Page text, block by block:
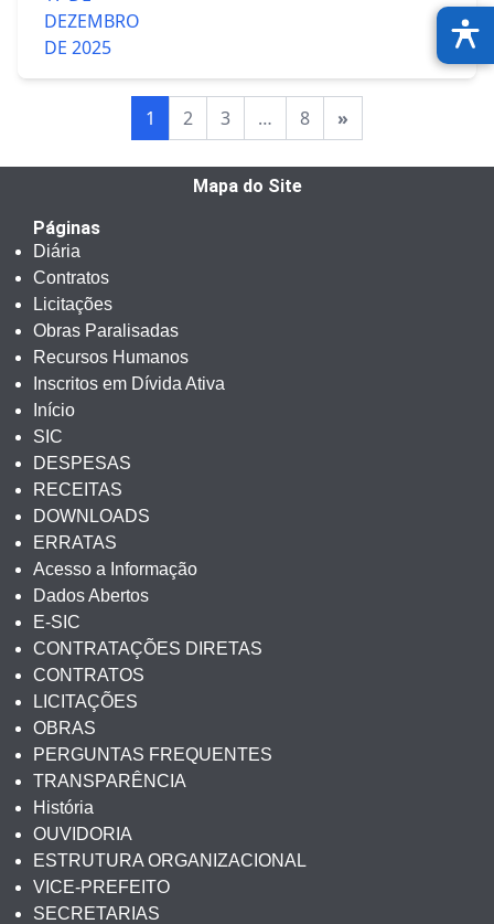
DEZEMBRO
DE 2025
1 2 3 … 8 »
Mapa do Site
Páginas
Diária
Contratos
Licitações
Obras Paralisadas
Recursos Humanos
Inscritos em Dívida Ativa
Início
SIC
DESPESAS
RECEITAS
DOWNLOADS
ERRATAS
Acesso a Informação
Dados Abertos
E-SIC
CONTRATAÇÕES DIRETAS
CONTRATOS
LICITAÇÕES
OBRAS
PERGUNTAS FREQUENTES
TRANSPARÊNCIA
História
OUVIDORIA
ESTRUTURA ORGANIZACIONAL
VICE-PREFEITO
SECRETARIAS